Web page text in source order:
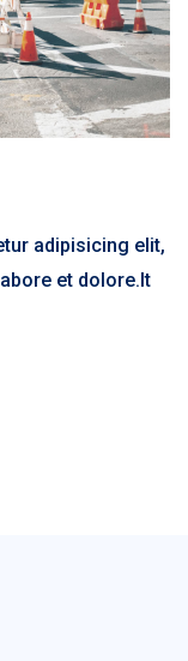
adipisicing elit,
et dolore.It